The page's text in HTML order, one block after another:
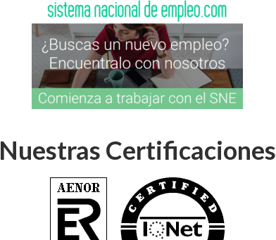
Nuestras Certificaciones